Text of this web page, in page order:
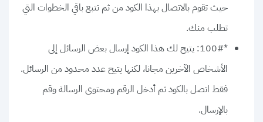
حيث تقوم بالاتصال بهذا الكود من ثم تتبع باقي الخطوات التي
تطلب منك.
*100#: يتيح لك هذا الكود إرسال بعض الرسائل إلى
الأشخاص الآخرين مجانا، لكنها يتيح عدد محدود من الرسائل.
فقط اتصل بالكود ثم أدخل الرقم ومحتوى الرسالة وقم
بالإرسال.